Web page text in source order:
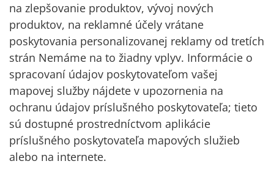
na zlepšovanie produktov, vývoj nových
produktov, na reklamné účely vrátane
poskytovania personalizovanej reklamy od tretích
strán Nemáme na to žiadny vplyv. Informácie o
spracovaní údajov poskytovateľom vašej
mapovej služby nájdete v upozornenia na
ochranu údajov príslušného poskytovateľa; tieto
sú dostupné prostredníctvom aplikácie
príslušného poskytovateľa mapových služieb
alebo na internete.